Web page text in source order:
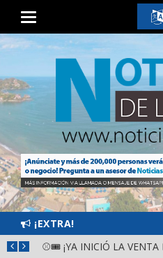
¡EXTRA!